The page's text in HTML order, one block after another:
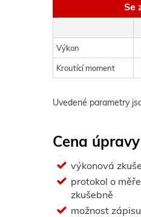
Se
Výkon
Kroutící moment
Uvedené parametry
Cena
výkonová
protokol o
zkušebně
možnost